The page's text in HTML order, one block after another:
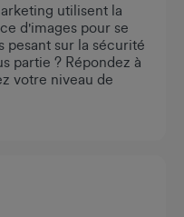
utilisent la
d'images pour se
pesant sur la sécurité
partie ? Répondez à
votre niveau de